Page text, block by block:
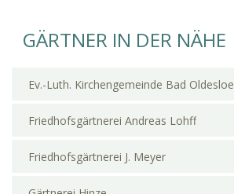
GÄRTNER IN DER NÄHE
Ev.-Luth. Kirchengemeinde Bad Oldesloe
Friedhofsgärtnerei Andreas Lohff
Friedhofsgärtnerei J. Meyer